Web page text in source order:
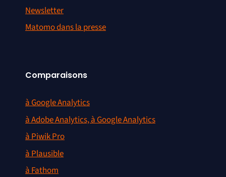
Newsletter
Matomo dans la presse
Comparaisons
à Google Analytics
à Adobe Analytics, à Google Analytics
à Piwik Pro
à Plausible
à Fathom